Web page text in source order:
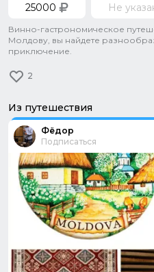
25000 Не
Винно-гастрономическое
Молдову, вы найдете
приключение.
2
Из путешествия
Из путешествия:
Фёдор
Подписаться